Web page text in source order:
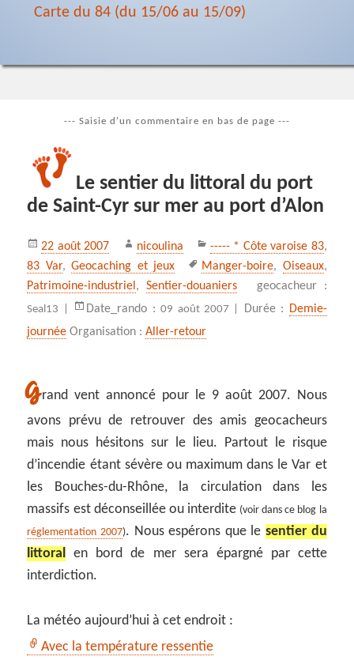
Carte du 84 (du 15/06 au 15/09)
--- Saisie d'un commentaire en bas de page ---
Le sentier du littoral du port
de Saint-Cyr sur mer au port d’Alon
Publié
le
22 août 2007 Auteur
nicoulina Catégories
----- * Côte varoise 83,
83 Var,Geocaching et jeux
Mots-
clés
Manger-boire, Oiseaux,
Patrimoine-industriel,Sentier-douaniers geocacheur :
Seal13 | Date_rando :09 août 2007 | Durée : Demie-
journée Organisation :Aller-retour
Grand vent annoncé pour le 9 août 2007. Nous
avons prévu de retrouver des amis geocacheurs
mais nous hésitons sur le lieu. Partout le risque
d’incendie étant sévère ou maximum dans le Var et
les Bouches-du-Rhône, la circulation dans les
massifs est déconseillée ou interdite (voir dans ce blog la
réglementation 2007). Nous espérons que le sentier du
littoral en bord de mer sera épargné par cette
interdiction.
La météo aujourd’hui à cet endroit :
Avec la température ressentie